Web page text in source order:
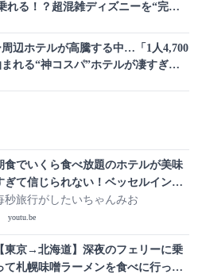
れる！？超混雑ディズニーを“完全
辺ホテルが高騰する中…「1人4,700
まれる“神コスパ”ホテルが凄すぎ
食でいくら食べ放題のホテルが美味
ぎて信じられない！ベッセルイン札
中島公園に宿泊！#北海道vlog #朝食
ブッフェ
秒旅行がしたいちゃんみお
youtu.be
【東京→北海道】深夜のフェリーに乗
て札幌味噌ラーメンを食べに行った